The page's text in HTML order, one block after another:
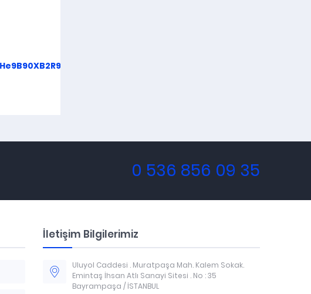
0 536 856 09 35
İletişim Bilgilerimiz
Uluyol Caddesi . Muratpaşa Mah. Kalem Sokak.
Emintaş İhsan Atlı Sanayi Sitesi . No : 35
Bayrampaşa / İSTANBUL